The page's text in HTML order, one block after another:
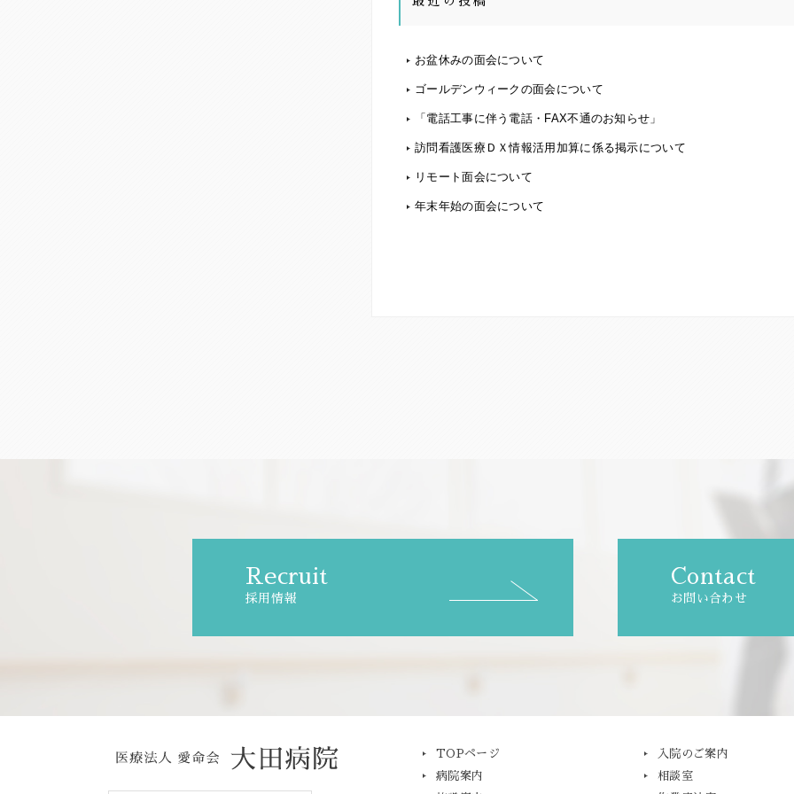
お盆休みの面会について
ゴールデンウィークの面会について
「電話工事に伴う電話・FAX不通のお知らせ」
訪問看護医療ＤＸ情報活用加算に係る掲示について
リモート面会について
年末年始の面会について
Recruit
採用情報
Contact
お問い合わせ
TOPページ
病院案内
入院のご案内
相談室